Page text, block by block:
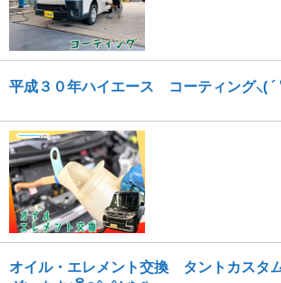
平成３０年ハイエース コーティング⸜( ´
オイル・エレメント交換 タントカスタ